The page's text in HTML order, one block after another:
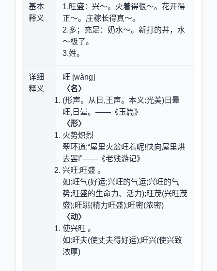
基本
释义
1.旺盛 ：兴～。火着得很～。花开得
正～。庄稼长得真～。
2.多；充足 ：奶水～。新打的井，水
～极了。
3.姓。
详细
释义
旺 [wàng]
〈名〉
(形声。从日,王声。本义:光美)日晕
旺,日晕。——《玉篇》
〈形〉
火势炽烈
翠环道:“屋里火盆旺着呢!快向屋里烘
去罢!”——《老残游记》
兴旺;旺盛 。
如:旺气(好运;兴旺的气运;兴旺的气
势;旺盛的生命力、活力);旺茂(兴旺茂
盛);旺跳(精力旺盛);旺密(浓密)
〈动〉
使兴旺 。
如:旺夫(使丈夫得好运);旺兴(使兴致
浓厚)